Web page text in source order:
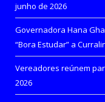
junho de 2026
Governadora Hana
“Bora Estudar” a
Vereadores reúnem
2026